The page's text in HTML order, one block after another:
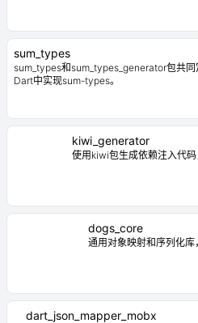
sum_types
sum_types和sum_types_generator包共
Dart中实现sum-types。
kiwi_generator
使用kiwi包生成依赖注入代码
dogs_core
通用对象映射和序列化库
dart_json_mapper_mobx